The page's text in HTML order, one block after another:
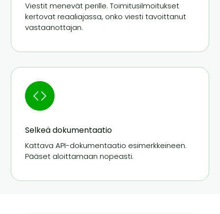
Viestit menevät perille. Toimitusilmoitukset
kertovat reaaliajassa, onko viesti tavoittanut
vastaanottajan.
Selkeä dokumentaatio
Kattava API-dokumentaatio esimerkkeineen.
Pääset aloittamaan nopeasti.